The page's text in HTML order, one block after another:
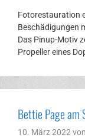
Fotorestauration
Beschädigungen
Das Pinup-Motiv
Propeller eines
Bettie Page am
10. März 2022 von